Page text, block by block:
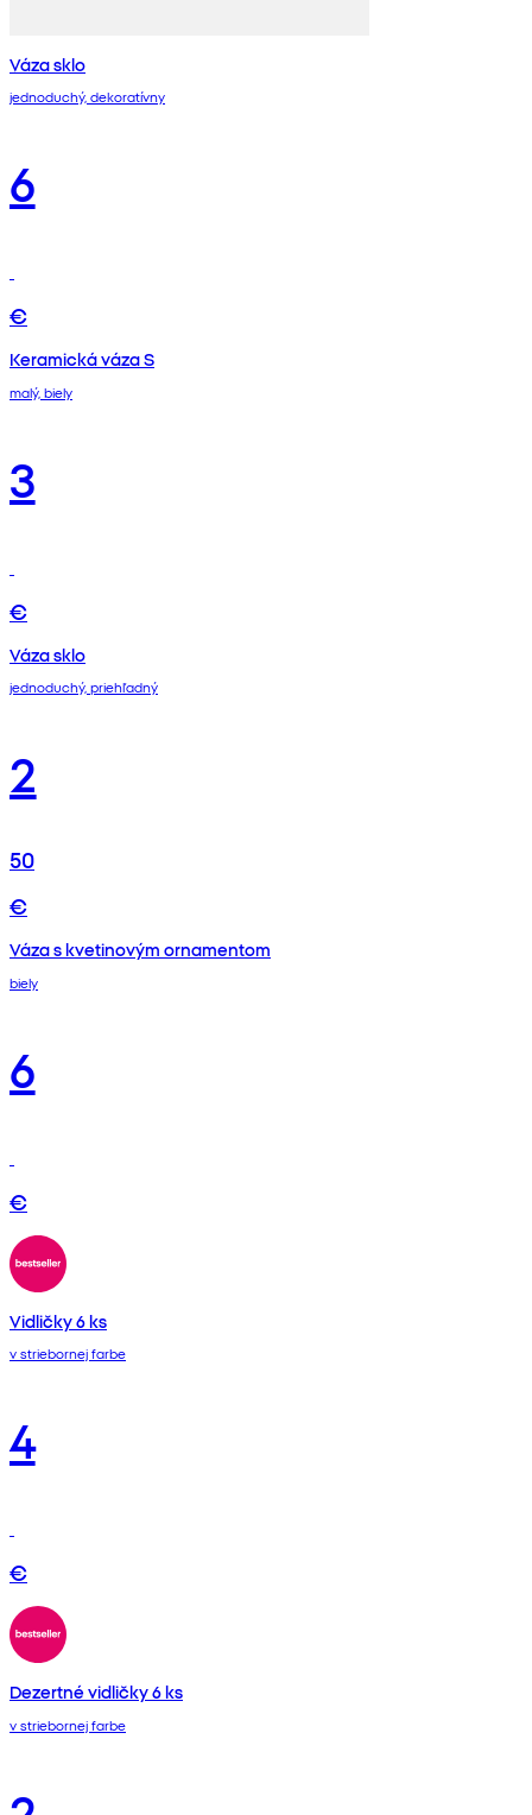
Váza sklo
jednoduchý, dekoratívny
6
€
Keramická váza S
malý, biely
3
€
Váza sklo
jednoduchý, priehľadný
2
50
€
Váza s kvetinovým ornamentom
biely
6
€
Vidličky 6 ks
v striebornej farbe
4
€
Dezertné vidličky 6 ks
v striebornej farbe